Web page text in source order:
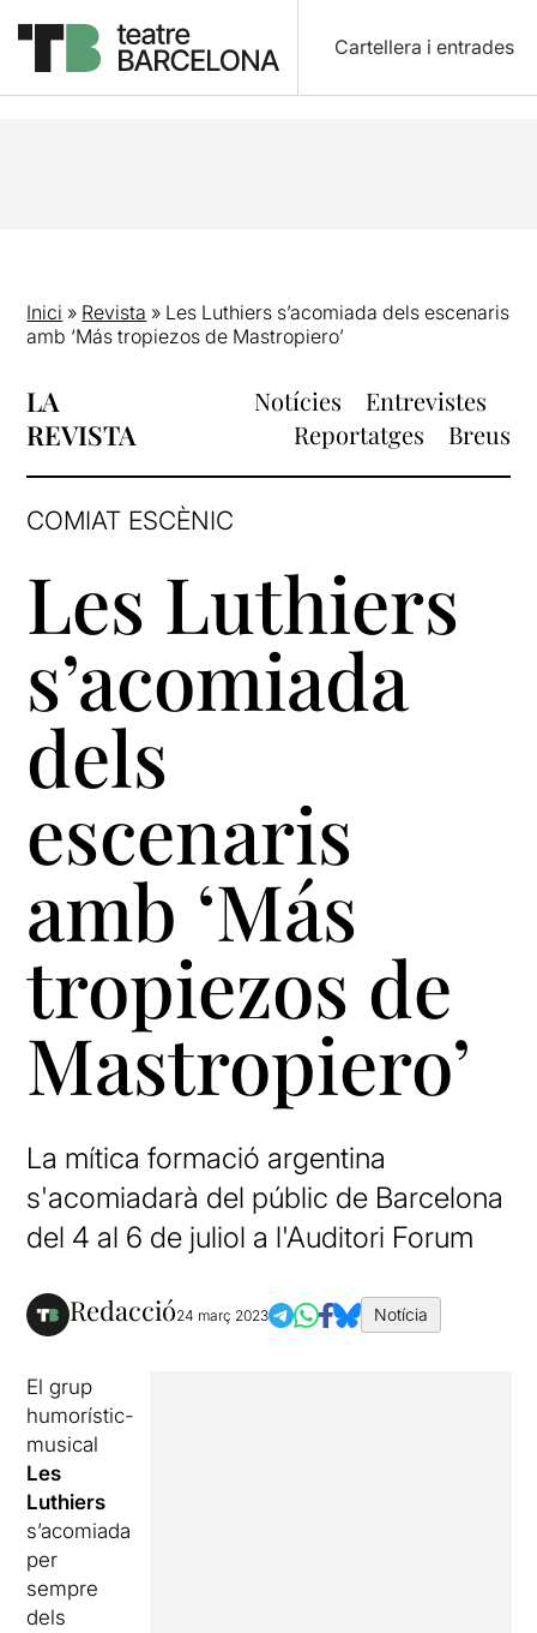
Cartellera i entrades
Inici » Revista » Les Luthiers s’acomiada dels escenaris
amb ‘Más tropiezos de Mastropiero’
LA
REVISTA
Notícies
Entrevistes
Reportatges
Breus
COMIAT ESCÈNIC
Les Luthiers
s’acomiada
dels
escenaris
amb ‘Más
tropiezos de
Mastropiero’
La mítica formació argentina
s'acomiadarà del públic de Barcelona
del 4 al 6 de juliol a l'Auditori Forum
Redacció24 març 2023 Notícia
El grup
humorístic-
musical
Les
Luthiers
s’acomiada
per
sempre
dels